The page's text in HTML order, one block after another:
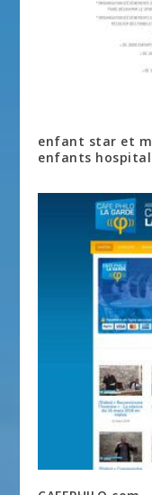
enfant star et
enfants